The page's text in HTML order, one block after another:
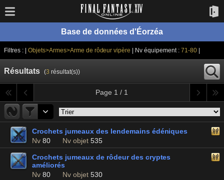
Base de données d'Éorzéa
Filtres : | Objets>Armes>Arme de rôdeur vipère | Nv équipement :71-80|
Résultats (3 résultat(s))
Page 1 / 1
Crochets jumeaux des lendemains édéniques
Nv 80 Nv objet 535
Crochets jumeaux de rôdeur des cryptes
améliorés
Nv 80 Nv objet 530